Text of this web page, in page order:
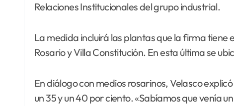
Relaciones Institucionales del grupo industrial.
La medida incluirá las plantas que la firma
Rosario y Villa Constitución. En esta última se
En diálogo con medios rosarinos, Velasco
un 35 y un 40 por ciento. «Sabíamos que venía